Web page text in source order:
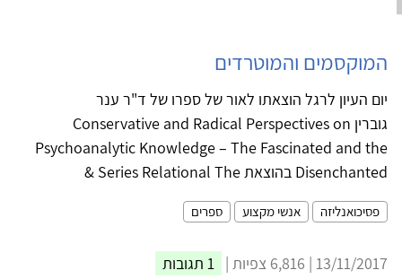
המוקסמים והמוטרדים
יום העיון לרגל הוצאתו לאור של ספרו של ד"ר ענר
גוברין Conservative and Radical Perspectives on
Psychoanalytic Knowledge – The Fascinated and the
Disenchanted בהוצאת Series Relational The &
פסיכואנליזה אנשי מקצוע ספרים
13/11/2017 | 6,816 צפיות | 1 תגובות